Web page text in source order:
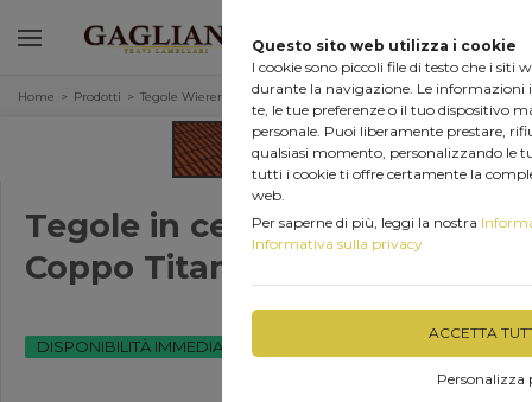
Questo sito web utilizza i cookie
I cookie sono piccoli file di testo che i siti
durante la navigazione. Le informazioni
te, le tue preferenze o il tuo dispositivo
personale. Puoi liberamente prestare,
qualsiasi momento, personalizzando le
tutti i cookie ti offre certamente la
web.
Per saperne di più, leggi la nostra
Informativa sulla privacy
ACCETTA
Personalizza
Home Prodotti Tegole Wierer in cemento
Tegole in cemento Wierer
Coppo Titan Rosso Plus
DISPONIBILITÀ IMMEDIATA